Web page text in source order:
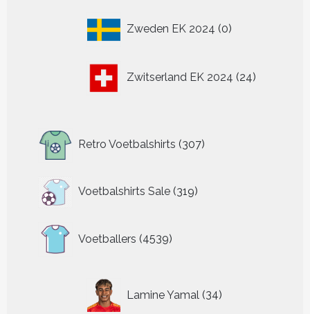
Zweden EK 2024 0
producten
Zwitserland EK 2024 24
producten
Retro Voetbalshirts 307
producten
Voetbalshirts Sale 319
319
Voetballers 4539
producten
Lamine Yamal 34
producten